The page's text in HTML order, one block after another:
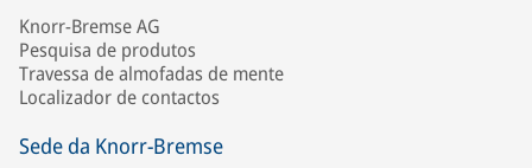
Knorr-Bremse AG
Pesquisa de produtos
Travessa de almofadas de mente
Localizador de contactos
Sede da Knorr-Bremse